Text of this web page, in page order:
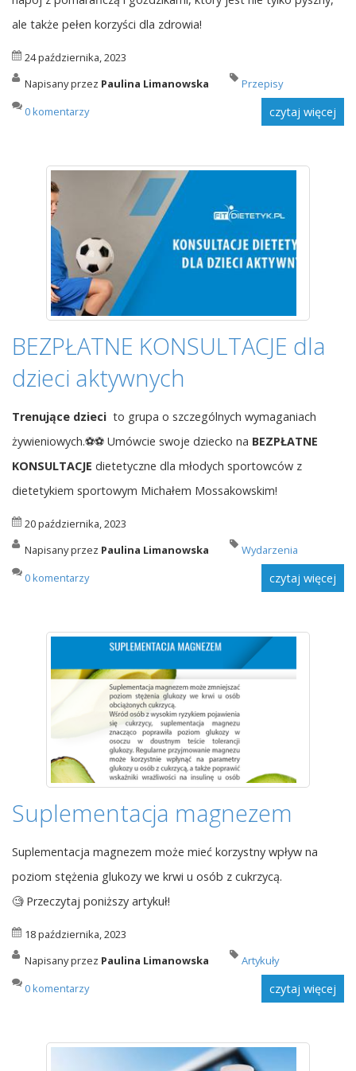
ale także pełen korzyści dla zdrowia!
24 października, 2023
Napisany przez Paulina Limanowska
Przepisy
0 komentarzy
czytaj więcej
BEZPŁATNE KONSULTACJE dla
dzieci aktywnych
Trenujące dzieci to grupa o szczególnych wymaganiach
żywieniowych.⚽⚽ Umówcie swoje dziecko na BEZPŁATNE
KONSULTACJE dietetyczne dla młodych sportowców z
dietetykiem sportowym Michałem Mossakowskim!
20 października, 2023
Napisany przez Paulina Limanowska
Wydarzenia
0 komentarzy
czytaj więcej
Suplementacja magnezem
Suplementacja magnezem może mieć korzystny wpływ na
poziom stężenia glukozy we krwi u osób z cukrzycą.
🧐 Przeczytaj poniższy artykuł!
18 października, 2023
Napisany przez Paulina Limanowska
Artykuły
0 komentarzy
czytaj więcej